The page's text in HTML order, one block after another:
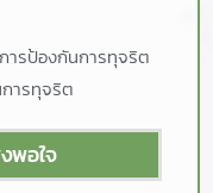
ารป้องกันการทุจริต
ารทุจริต
พอใจ